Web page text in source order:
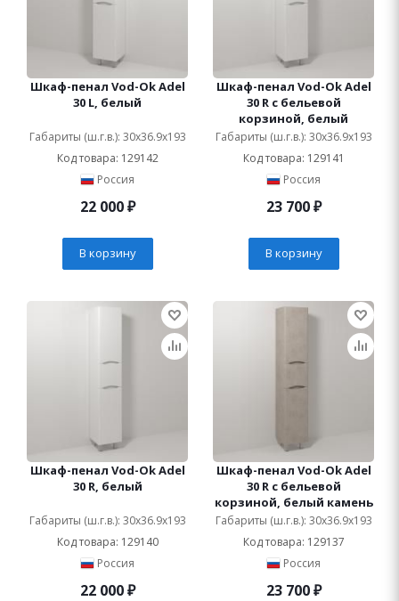
Шкаф-пенал Vod-Ok Adel
30 L, белый
Габариты (ш.г.в.): 30x36.9x193
Код товара: 129142
Россия
22 000₽
В корзину
Шкаф-пенал Vod-Ok Adel
30 R с бельевой
корзиной, белый
Габариты (ш.г.в.): 30x36.9x193
Код товара: 129141
Россия
23 700₽
В корзину
Шкаф-пенал Vod-Ok Adel
30 R, белый
Габариты (ш.г.в.): 30x36.9x193
Код товара: 129140
Россия
22 000₽
Шкаф-пенал Vod-Ok Adel
30 R с бельевой
корзиной, белый камень
Габариты (ш.г.в.): 30x36.9x193
Код товара: 129137
Россия
23 700₽